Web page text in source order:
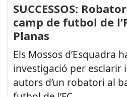
SUCCESSOS:
camp de futbol de
Planas
Els Mossos d’Esquadra
investigació per esclarir
autors d’un robatori al